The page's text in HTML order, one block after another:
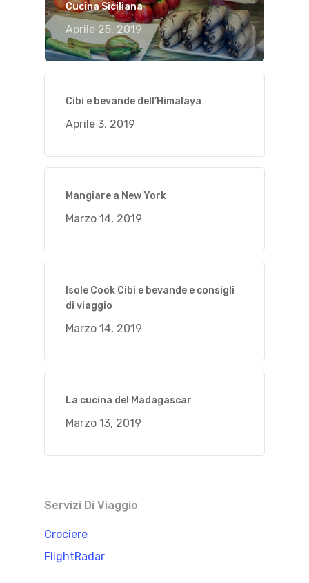
Cucina Siciliana
Aprile 25, 2019
Cibi e bevande dell’Himalaya
Aprile 3, 2019
Mangiare a New York
Marzo 14, 2019
Isole Cook Cibi e bevande e consigli
di viaggio
Marzo 14, 2019
La cucina del Madagascar
Marzo 13, 2019
Servizi Di Viaggio
Crociere
FlightRadar